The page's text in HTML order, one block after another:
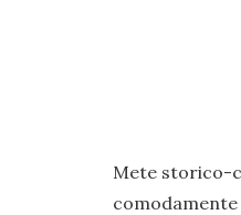
Mete storico-